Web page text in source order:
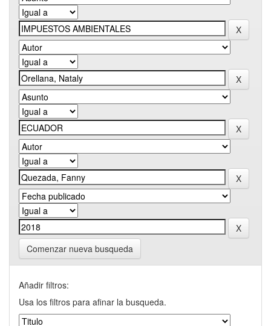
Comenzar nueva busqueda
Añadir filtros:
Usa los filtros para afinar la busqueda.